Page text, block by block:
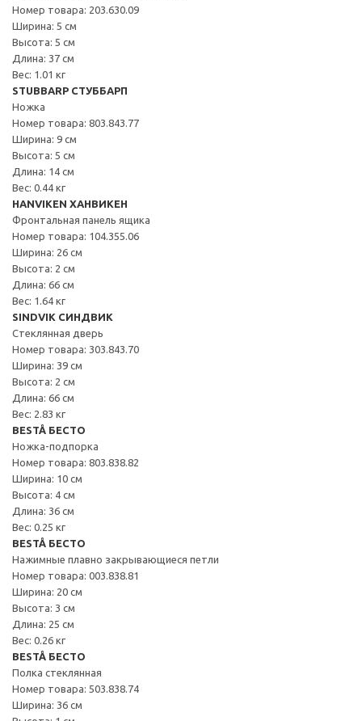
Номер товара: 203.630.09
Ширина: 5 см
Высота: 5 см
Длина: 37 см
Вес: 1.01 кг
STUBBARP СТУББАРП
Ножка
Номер товара: 803.843.77
Ширина: 9 см
Высота: 5 см
Длина: 14 см
Вес: 0.44 кг
HANVIKEN ХАНВИКЕН
Фронтальная панель ящика
Номер товара: 104.355.06
Ширина: 26 см
Высота: 2 см
Длина: 66 см
Вес: 1.64 кг
SINDVIK СИНДВИК
Стеклянная дверь
Номер товара: 303.843.70
Ширина: 39 см
Высота: 2 см
Длина: 66 см
Вес: 2.83 кг
BESTÅ БЕСТО
Ножка-подпорка
Номер товара: 803.838.82
Ширина: 10 см
Высота: 4 см
Длина: 36 см
Вес: 0.25 кг
BESTÅ БЕСТО
Нажимные плавно закрывающиеся петли
Номер товара: 003.838.81
Ширина: 20 см
Высота: 3 см
Длина: 25 см
Вес: 0.26 кг
BESTÅ БЕСТО
Полка стеклянная
Номер товара: 503.838.74
Ширина: 36 см